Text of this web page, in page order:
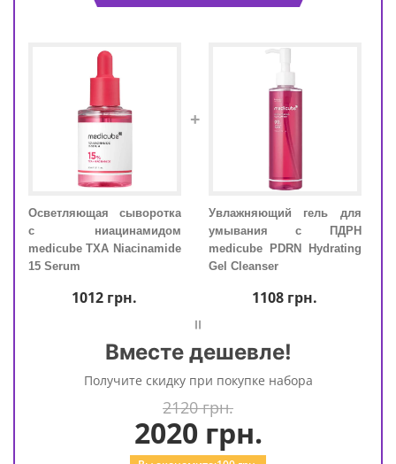
Осветляющая сыворотка
с ниацинамидом
medicube TXA Niacinamide
15 Serum
1012 грн.
+
Увлажняющий гель для
умывания с ПДРН
medicube PDRN Hydrating
Gel Cleanser
1108 грн.
=
Вместе дешевле!
Получите скидку при покупке набора
2120 грн.
2020грн.